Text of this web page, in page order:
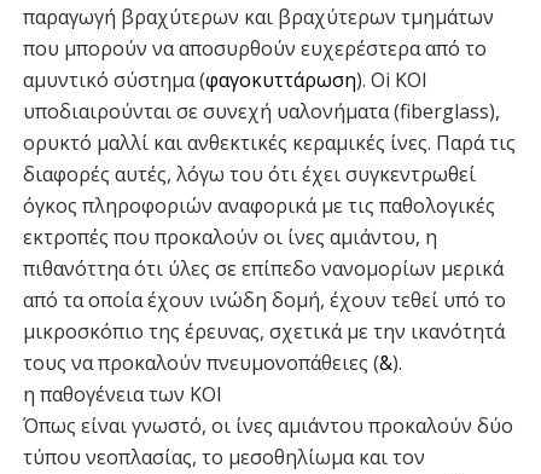
παραγωγή βραχύτερων και βραχύτερων τμημάτων
που μπορούν να αποσυρθούν ευχερέστερα από το
αμυντικό σύστημα (φαγοκυττάρωση). Οi ΚΟΙ
υποδιαιρούνται σε συνεχή υαλονήματα (fiberglass),
ορυκτό μαλλί και ανθεκτικές κεραμικές ίνες. Παρά τις
διαφορές αυτές, λόγω του ότι έχει συγκεντρωθεί
όγκος πληροφοριών αναφορικά με τις παθολογικές
εκτροπές που προκαλούν οι ίνες αμιάντου, η
πιθανόττηα ότι ύλες σε επίπεδο νανομορίων μερικά
από τα οποία έχουν ινώδη δομή, έχουν τεθεί υπό το
μικροσκόπιο της έρευνας, σχετικά με την ικανότητά
τους να προκαλούν πνευμονοπάθειες (&).
η παθογένεια των ΚΟΙ
Όπως είναι γνωστό, οι ίνες αμιάντου προκαλούν δύο
τύπου νεοπλασίας, το μεσοθηλίωμα και τον